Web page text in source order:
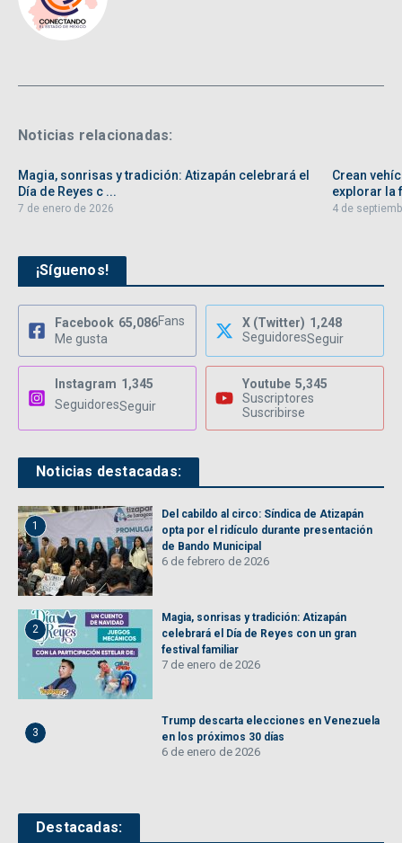
Noticias relacionadas:
Magia, sonrisas y tradición: Atizapán celebrará el
Día de Reyes c ...
7 de enero de 2026
Crean
explorar la
4 de
¡Síguenos!
Facebook 65,086Fans
Me gusta
X (Twitter) 1,248
SeguidoresSeguir
Instagram 1,345
SeguidoresSeguir
Youtube 5,345
Suscriptores
Suscribirse
Noticias destacadas:
1
Del cabildo al circo: Síndica de Atizapán
opta por el ridículo durante presentación
de Bando Municipal
6 de febrero de 2026
2
Magia, sonrisas y tradición: Atizapán
celebrará el Día de Reyes con un gran
festival familiar
7 de enero de 2026
3
Trump descarta elecciones en Venezuela
en los próximos 30 días
6 de enero de 2026
Destacadas: